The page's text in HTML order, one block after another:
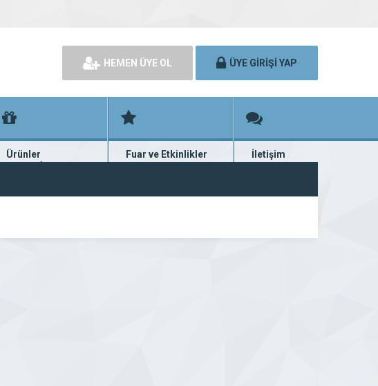
HEMEN ÜYE OL ÜYE GİRİŞİ YAP
Ürünler
Binlerce firma ürünü
Fuar ve Etkinlikler
Fuar ve etkinlik planları
İletişim
Bize ulaşın